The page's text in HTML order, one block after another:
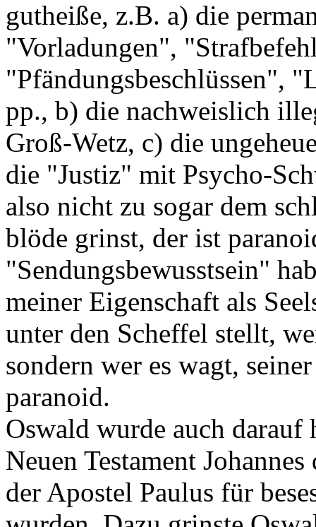
gutheiße, z.B. a) die
"Vorladungen",
"Pfändungsbeschlüssen",
pp., b) die nachweislich
Groß-Wetz, c) die
die "Justiz" mit Psycho-
also nicht zu sogar dem
blöde grinst, der ist
"Sendungsbewusstsein"
meiner Eigenschaft als
unter den Scheffel stellt,
sondern wer es wagt,
paranoid.
Oswald wurde auch darauf
Neuen Testament
der Apostel Paulus für